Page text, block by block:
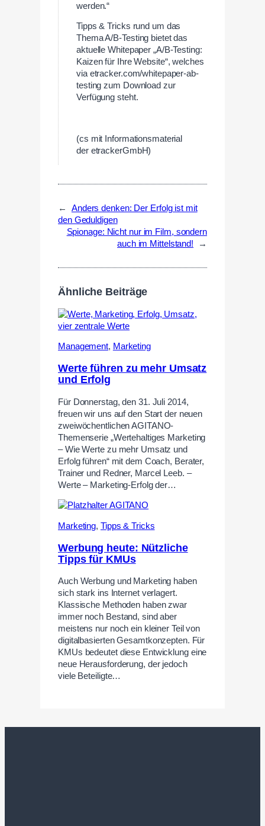
werden.“
Tipps & Tricks rund um das
Thema A/B-Testing bietet das
aktuelle Whitepaper „A/B-Testing:
Kaizen für Ihre Website“, welches
via etracker.com/whitepaper-ab-
testing zum Download zur
Verfügung steht.
(cs mit Informationsmaterial
der etrackerGmbH)
←
Anders denken: Der Erfolg ist mit
den Geduldigen
Spionage: Nicht nur im Film, sondern
auch im Mittelstand!
→
Ähnliche Beiträge
Management, Marketing
Werte führen zu mehr Umsatz
und Erfolg
Für Donnerstag, den 31. Juli 2014,
freuen wir uns auf den Start der neuen
zweiwöchentlichen AGITANO-
Themenserie „Wertehaltiges Marketing
– Wie Werte zu mehr Umsatz und
Erfolg führen“ mit dem Coach, Berater,
Trainer und Redner, Marcel Leeb. –
Werte – Marketing-Erfolg der…
Marketing, Tipps & Tricks
Werbung heute: Nützliche
Tipps für KMUs
Auch Werbung und Marketing haben
sich stark ins Internet verlagert.
Klassische Methoden haben zwar
immer noch Bestand, sind aber
meistens nur noch ein kleiner Teil von
digitalbasierten Gesamtkonzepten. Für
KMUs bedeutet diese Entwicklung eine
neue Herausforderung, der jedoch
viele Beteiligte…